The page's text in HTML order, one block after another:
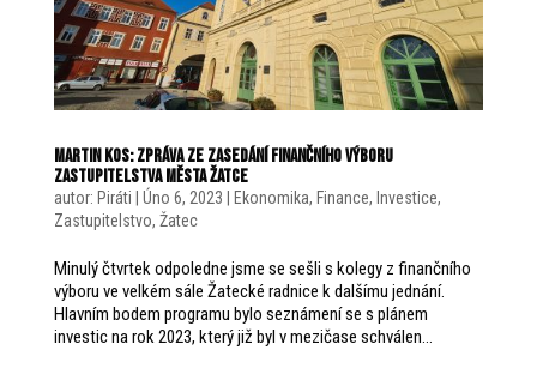
Martin Kos: Zpráva ze zasedání Finančního výboru
zastupitelstva města Žatce
autor: Piráti | Úno 6, 2023 | Ekonomika, Finance, Investice,
Zastupitelstvo, Žatec
Minulý čtvrtek odpoledne jsme se sešli s kolegy z finančního
výboru ve velkém sále Žatecké radnice k dalšímu jednání.
Hlavním bodem programu bylo seznámení se s plánem
investic na rok 2023, který již byl v mezičase schválen...